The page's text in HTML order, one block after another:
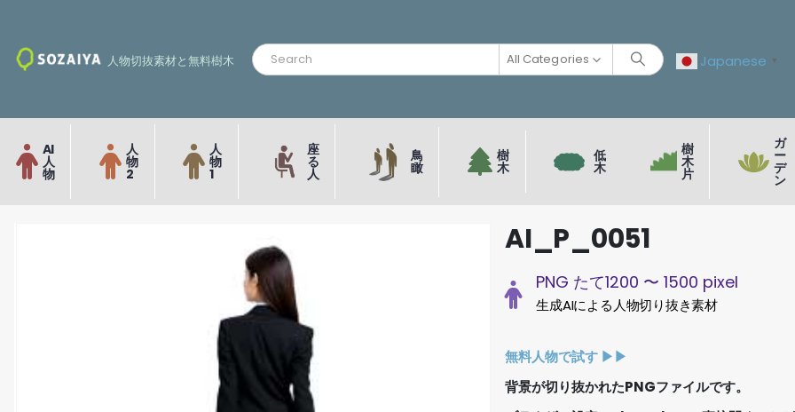
人物切抜素材と無料樹木 All Categories Japanese ▼
AI
人
物
人
物
2
人
物
1
座
る
人
鳥
瞰
樹
木
低
木
樹
木
片
ガ
ー
デ
ン
AI_P_0051
PNG たて1200 〜 1500 pixel
生成AIによる人物切り抜き素材
無料人物で試す ▶︎▶︎
背景が切り抜かれたPNGファイルです。